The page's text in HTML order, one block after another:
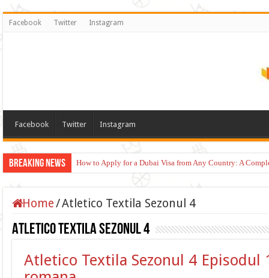
Facebook Twitter Instagram
Facebook Twitter Instagram
Breaking News How to Apply for a Dubai Visa from Any Country: A
Home/Atletico Textila Sezonul 4
Atletico Textila Sezonul 4
Atletico Textila Sezonul 4